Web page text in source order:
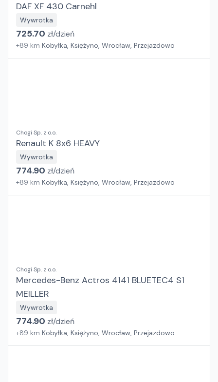
DAF XF 430 Carnehl
Wywrotka
725.70 zł/dzień
+89 km Kobyłka, Księżyno, Wrocław, Przejazdowo
Chogi Sp. z o.o.
Renault K 8x6 HEAVY
Wywrotka
774.90 zł/dzień
+89 km Kobyłka, Księżyno, Wrocław, Przejazdowo
Chogi Sp. z o.o.
Mercedes-Benz Actros 4141 BLUETEC4 S1
MEILLER
Wywrotka
774.90 zł/dzień
+89 km Kobyłka, Księżyno, Wrocław, Przejazdowo